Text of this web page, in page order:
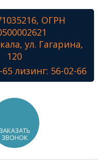
ОГРН
ул. Гагарина,
120
лизинг: 56-02-66
ЗАКАЗАТЬ
ЗВОНОК